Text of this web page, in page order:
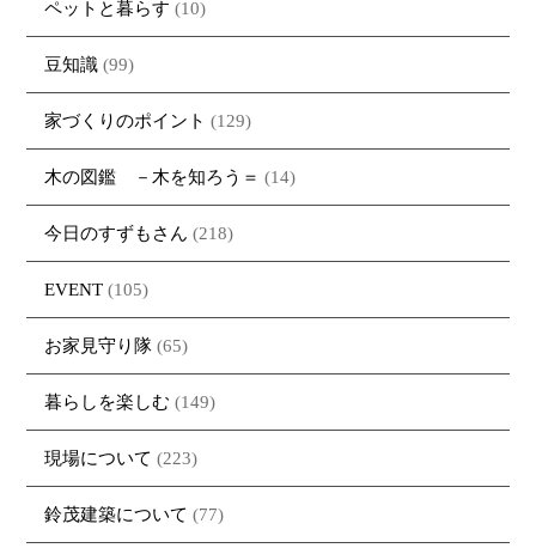
ペットと暮らす (10)
豆知識 (99)
家づくりのポイント (129)
木の図鑑 －木を知ろう＝ (14)
今日のすずもさん (218)
EVENT (105)
お家見守り隊 (65)
暮らしを楽しむ (149)
現場について (223)
鈴茂建築について (77)
ブログ
イベント
大工紹介
採用情報
お問い合わせ
・資料請求
・MUKU
・DENTOU
・MARUTA
・REFORM
・MARUTAの家一覧
・REFORMの家一覧
土地について